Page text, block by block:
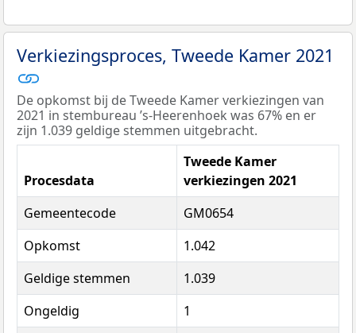
Verkiezingsproces, Tweede Kamer 2021
De opkomst bij de Tweede Kamer verkiezingen van
2021 in stembureau ’s-Heerenhoek was 67% en er
zijn 1.039 geldige stemmen uitgebracht.
Procesdata
Tweede Kamer
verkiezingen 2021
Gemeentecode
GM0654
Opkomst
1.042
Geldige stemmen
1.039
Ongeldig
1